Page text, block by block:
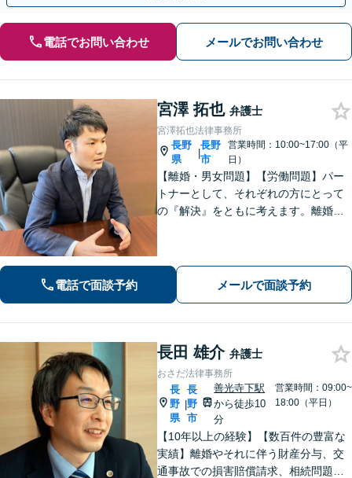
電話でお問い合わせ メールでお問い合わせ
宮澤 拓也 弁護士
宮澤拓也法律事務所
長野
県
|
長野
市
営業時間：10:00~17:00（平
日）
【離婚・男女問題】【労働問題】パー
トナーとして、それぞれの方にとって
の『解決』をともに考えます。離婚・
電話で面談予約 メールで面談予約
長田 雄介 弁護士
おさだ法律事務所
長
野
県
|
長
野
市
善光寺下駅
から徒歩10
分
営業時間：09:00~
18:00（平日）
【10年以上の経験】【数百件の豊富な
実績】離婚やそれに伴う財産分与、交
通事故での損害賠償請求、相続問題な